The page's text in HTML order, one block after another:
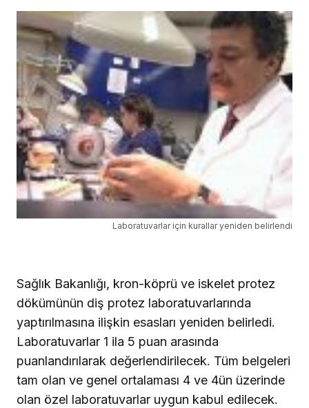
Laboratuvarlar için kurallar yeniden belirlendi
Sağlık Bakanlığı, kron-köprü ve iskelet protez
dökümünün diş protez laboratuvarlarında
yaptırılmasına ilişkin esasları yeniden belirledi.
Laboratuvarlar 1 ila 5 puan arasında
puanlandırılarak değerlendirilecek. Tüm belgeleri
tam olan ve genel ortalaması 4 ve 4ün üzerinde
olan özel laboratuvarlar uygun kabul edilecek.